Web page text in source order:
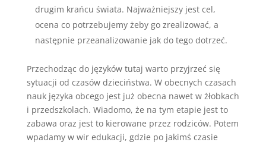
drugim krańcu świata. Najważniejszy jest cel,
ocena co potrzebujemy żeby go zrealizować, a
następnie przeanalizowanie jak do tego dotrzeć.
Przechodząc do języków tutaj warto przyjrzeć się
sytuacji od czasów dzieciństwa. W obecnych czasach
nauk języka obcego jest już obecna nawet w żłobkach
i przedszkolach. Wiadomo, że na tym etapie jest to
zabawa oraz jest to kierowane przez rodziców. Potem
wpadamy w wir edukacji, gdzie po jakimś czasie